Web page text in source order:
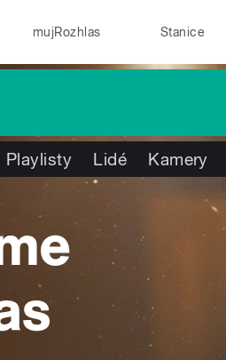
mujRozhlas Stanice
Playlisty Lidé Kamery